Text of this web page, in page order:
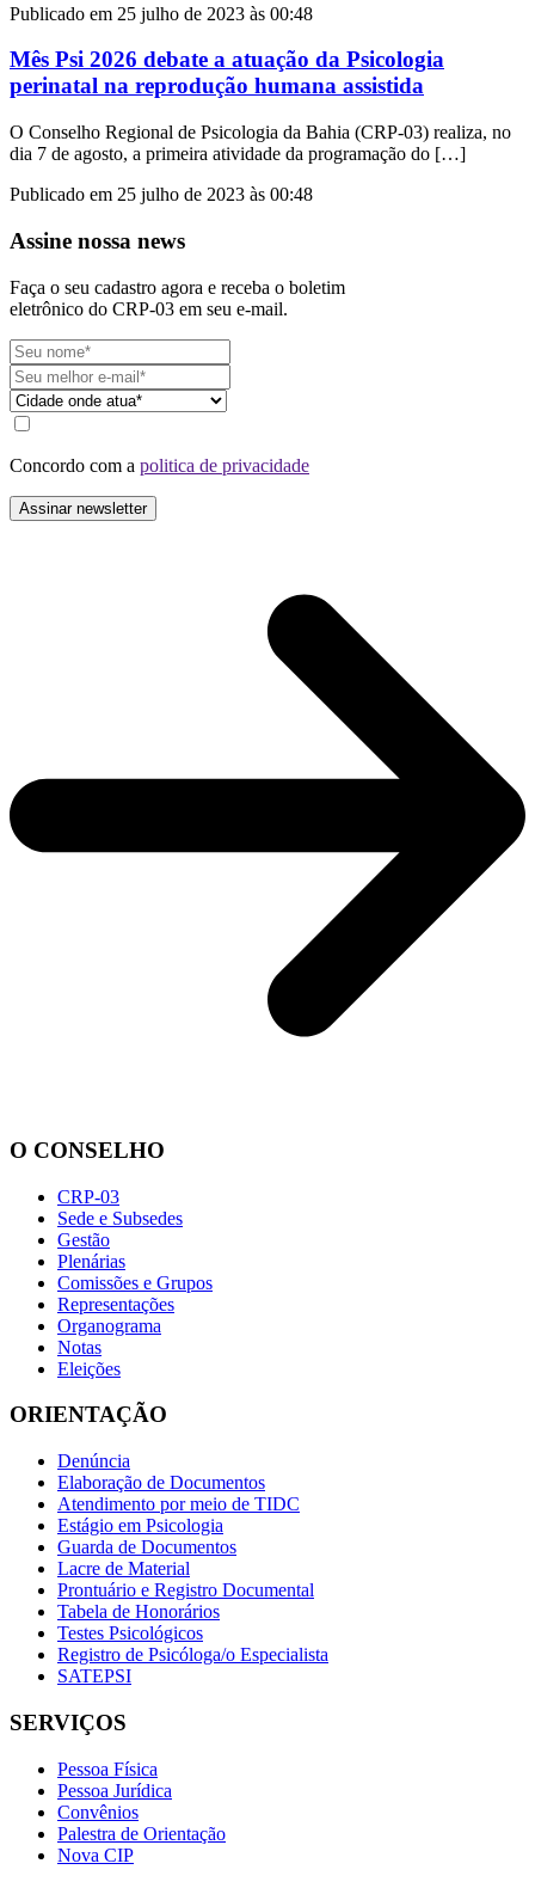
Publicado em 25 julho de 2023 às 00:48
Mês Psi 2026 debate a atuação da Psicologia
perinatal na reprodução humana assistida
O Conselho Regional de Psicologia da Bahia (CRP-03) realiza, no
dia 7 de agosto, a primeira atividade da programação do […]
Publicado em 25 julho de 2023 às 00:48
Assine nossa news
Faça o seu cadastro agora e receba o boletim
eletrônico do CRP-03 em seu e-mail.
Concordo com a politica de privacidade
O CONSELHO
CRP-03
Sede e Subsedes
Gestão
Plenárias
Comissões e Grupos
Representações
Organograma
Notas
Eleições
ORIENTAÇÃO
Denúncia
Elaboração de Documentos
Atendimento por meio de TIDC
Estágio em Psicologia
Guarda de Documentos
Lacre de Material
Prontuário e Registro Documental
Tabela de Honorários
Testes Psicológicos
Registro de Psicóloga/o Especialista
SATEPSI
SERVIÇOS
Pessoa Física
Pessoa Jurídica
Convênios
Palestra de Orientação
Nova CIP